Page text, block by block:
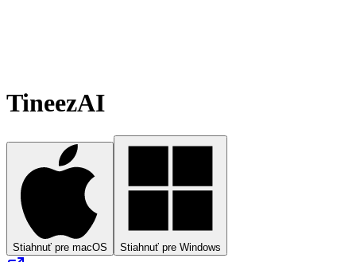
TineezAI
Stiahnuť pre macOS Stiahnuť pre Windows